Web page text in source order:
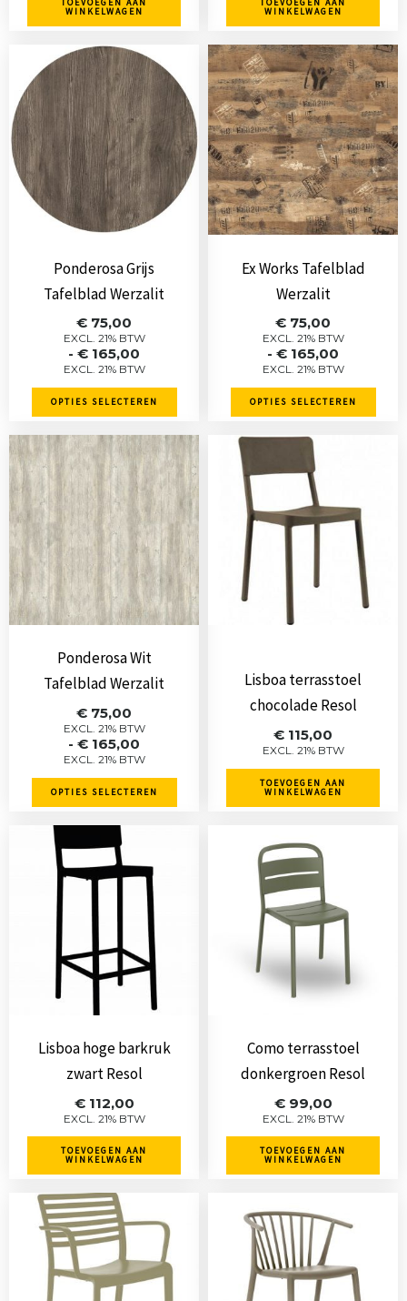
TOEVOEGEN AAN
WINKELWAGEN
TOEVOEGEN AAN
WINKELWAGEN
Ponderosa Grijs
Tafelblad Werzalit
€ 75,00
EXCL. 21% BTW
- € 165,00
EXCL. 21% BTW
Prijsklasse:
€ 75,00
tot
€ 165,00
OPTIES SELECTEREN
Dit
product
heeft
meerdere
variaties.
Deze
optie
kan
gekozen
worden
de
productpagina
Ex Works Tafelblad
Werzalit
€ 75,00
EXCL. 21% BTW
- € 165,00
EXCL. 21% BTW
Prijsklasse:
€ 75,00
tot
€ 165,00
OPTIES SELECTEREN
Dit
product
heeft
meerdere
variaties.
Deze
optie
kan
gekozen
worden
de
productpagina
Ponderosa Wit
Tafelblad Werzalit
€ 75,00
EXCL. 21% BTW
- € 165,00
EXCL. 21% BTW
Prijsklasse:
€ 75,00
tot
€ 165,00
OPTIES SELECTEREN
Dit
product
heeft
meerdere
variaties.
Deze
optie
kan
gekozen
worden
de
productpagina
Lisboa terrasstoel
chocolade Resol
€ 115,00
EXCL. 21% BTW
TOEVOEGEN AAN
WINKELWAGEN
Lisboa hoge barkruk
zwart Resol
€112,00
EXCL. 21% BTW
TOEVOEGEN AAN
WINKELWAGEN
Como terrasstoel
donkergroen Resol
€99,00
EXCL. 21% BTW
TOEVOEGEN AAN
WINKELWAGEN